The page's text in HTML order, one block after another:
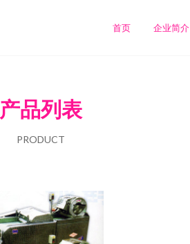
首页 企业简介
产品列表
PRODUCT